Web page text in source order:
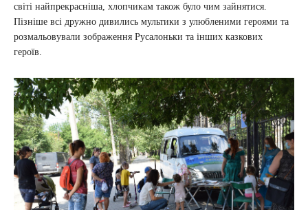
світі найпрекрасніша, хлопчикам також було чим зайнятися.
Пізніше всі дружно дивились мультики з улюбленими героями та
розмальовували зображення Русалоньки та інших казкових
героїв.